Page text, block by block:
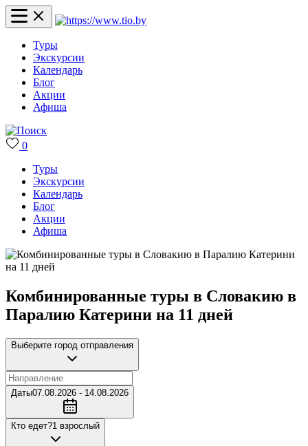
Туры
Экскурсии
Календарь
Блог
Акции
Афиша
0
Туры
Экскурсии
Календарь
Блог
Акции
Афиша
Комбинированные туры в Словакию в
Паралию Катерини на 11 дней
Выберите город отправления
Даты07.08.2026 - 14.08.2026
Кто едет?1 взрослый